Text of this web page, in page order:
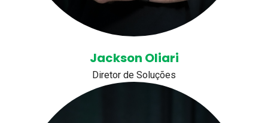
Jackson Oliari
Diretor de Soluções